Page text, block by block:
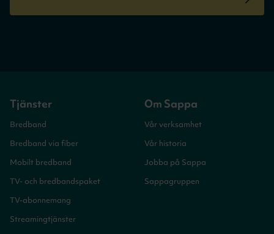
Tjänster
Bredband
Bredband via fiber
Mobilt bredband
TV- och bredbandspaket
TV-abonnemang
Streamingtjänster
Om Sappa
Vår verksamhet
Vår historia
Jobba på Sappa
Sappagruppen